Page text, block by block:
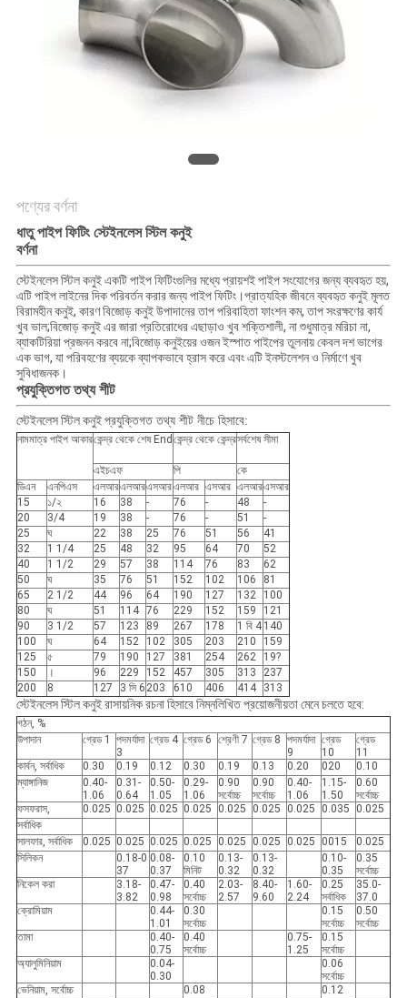
POLICY
পণ্যের বর্ণনা
ধাতু পাইপ ফিটিং স্টেইনলেস স্টিল কনুই
বর্ণনা
স্টেইনলেস স্টিল কনুই একটি পাইপ ফিটিংগুলির মধ্যে প্রায়শই পাইপ সংযোগের জন্য ব্যবহৃত হয়,
এটি পাইপ লাইনের দিক পরিবর্তন করার জন্য পাইপ ফিটিং।প্রাত্যহিক জীবনে ব্যবহৃত কনুই মূলত
বিরামহীন কনুই, কারণ বিজোড় কনুই উপাদানের তাপ পরিবাহিতা ফাংশন কম, তাপ সংরক্ষণের কার্য
খুব ভাল;বিজোড় কনুই এর জারা প্রতিরোধের এছাড়াও খুব শক্তিশালী, না শুধুমাত্র মরিচা না,
ব্যাকটিরিয়া প্রজনন করবে না;বিজোড় কনুইয়ের ওজন ইস্পাত পাইপের তুলনায় কেবল দশ ভাগের
এক ভাগ, যা পরিবহণের ব্যয়কে ব্যাপকভাবে হ্রাস করে এবং এটি ইনস্টলেশন ও নির্মাণে খুব
সুবিধাজনক।
প্রযুক্তিগত তথ্য শীট
স্টেইনলেস স্টিল কনুইপ্রযুক্তিগত তথ্য শীট নীচে হিসাবে:
নামমাত্র পাইপ আকারকেন্দ্র থেকে শেষ End কেন্দ্র থেকে কেন্দ্রসর্বশেষ সীমা
এইচএফ পি
কে
ডিএন
এনপিএস এলআরএলআরএসআরএলআর এসআর এলআরএসআর
15
১/২ 16 38 - 76 - 48
-
20
3/4 19 38 - 76 - 51
-
25
ঘ 22 38 25 76 51 56
41
32
1 1/4 25 48 32 95 64 70
52
40
1 1/2 29 57 38 114 76 83
62
50
ঘ 35 76 51 152 102 106
81
65
2 1/2 44 96 64 190 127 132
100
80
ঘ 51 114 76 229 152 159
121
90
3 1/2 57 123 89 267 178 1 বি 4 140
100
ঘ 64 152 102 305 203 210
159
125
৫ 79 190 127 381 254 262
19?
150
। 96 229 152 457 305 313
237
200
8 127 3 সি 6 203 610 406 414 313
স্টেইনলেস স্টিল কনুই রাসায়নিক রচনা হিসাবে নিম্নলিখিত প্রয়োজনীয়তা মেনে চলতে হবে:
গঠন, %
উপাদান
গ্রেড 1
পদমর্যাদা
3
গ্রেড 4 গ্রেড 6 শ্রেণী 7 গ্রেড 8 পদমর্যাদা
9
গ্রেড
10
গ্রেড
11
কার্বন, সর্বাধিক
0.30 0.19 0.12 0.30 0.19 0.13 0.20 020
0.10
ম্যাঙ্গানিজ
0.40-
1.06
0.31-
0.64
0.50-
1.05
0.29-
1.06
0.90
সর্বোচ্চ
0.90
সর্বোচ্চ
0.40-
1.06
1.15-
1.50
0.60
সর্বোচ্চ
ফসফরাস,
0.025 0.025 0.025 0.025 0.025 0.025 0.025 0.035
0.025
সর্বাধিক
সালফার, সর্বাধিক
0.025 0.025 0.025 0.025 0.025 0.025 0.025 0015
0.025
সিলিকন
0.18-0
37
0.08-
0.37
0.10
মিনিট
0.13-
0.32
0.13-
0.32
0.10-
0.35
0.35
সর্বোচ্চ
নিকেল করা
3.18-
3.82
0.47-
0.98
0.40
সর্বোচ্চ
2.03-
2.57
8.40-
9.60
1.60-
2.24
0.25
সর্বাধিক
35.0-
37.0
ক্রোমিয়াম
0.44-
1.01
0.30
সর্বোচ্চ
0.15
সর্বোচ্চ
0.50
সর্বোচ্চ
তামা
0.40-
0.75
0.40
সর্বোচ্চ
0.75-
1.25
0.15
সর্বোচ্চ
অ্যালুমিনিয়াম
0.04-
0.30
0.06
সর্বোচ্চ
ভেনিয়াম, সর্বোচ্চ
0.08
0.12